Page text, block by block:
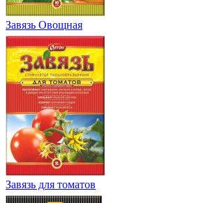
Завязь Овощная
Завязь для томатов